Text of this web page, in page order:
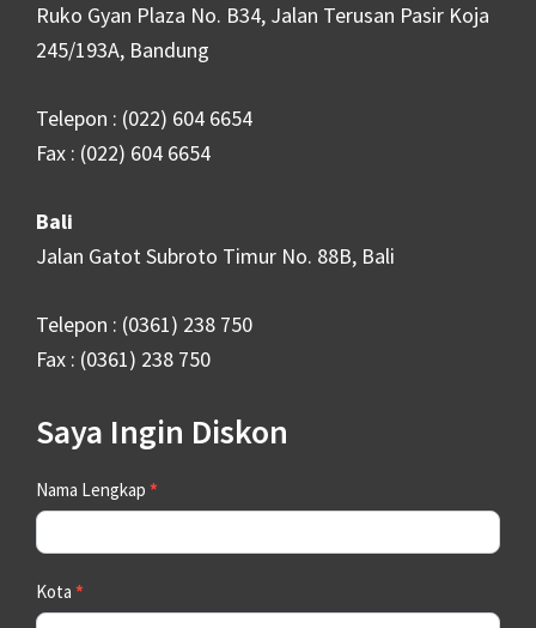
Ruko Gyan Plaza No. B34, Jalan Terusan Pasir Koja
245/193A, Bandung
Telepon : (022) 604 6654
Fax : (022) 604 6654
Bali
Jalan Gatot Subroto Timur No. 88B, Bali
Telepon : (0361) 238 750
Fax : (0361) 238 750
Saya Ingin Diskon
Contact
Us
Nama Lengkap *
Kota *